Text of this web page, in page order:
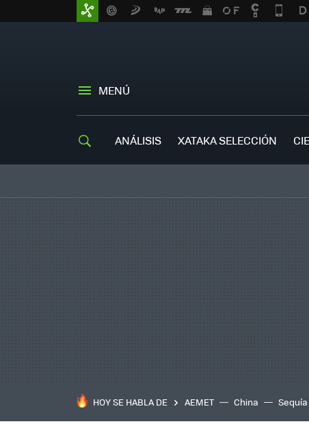
MENÚ
ANÁLISIS XATAKA SELECCIÓN
HOY SE HABLA DE AEMET China Sequía